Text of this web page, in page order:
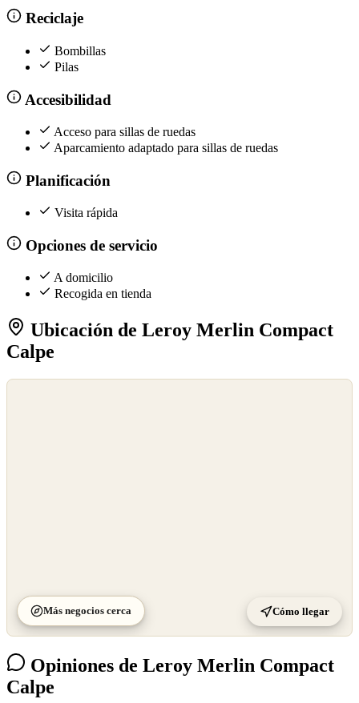
Reciclaje
Bombillas
Pilas
Accesibilidad
Acceso para sillas de ruedas
Aparcamiento adaptado para sillas de ruedas
Planificación
Visita rápida
Opciones de servicio
A domicilio
Recogida en tienda
Ubicación de Leroy Merlin Compact
Calpe
Más negocios cerca Cómo llegar
Opiniones de Leroy Merlin Compact
Calpe